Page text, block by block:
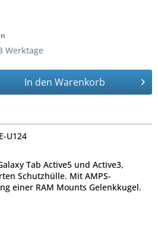
Werktage
In den Warenkorb
U124
Tab Active5 und Active3,
Schutzhülle. Mit AMPS-
einer RAM Mounts Gelenkkugel.